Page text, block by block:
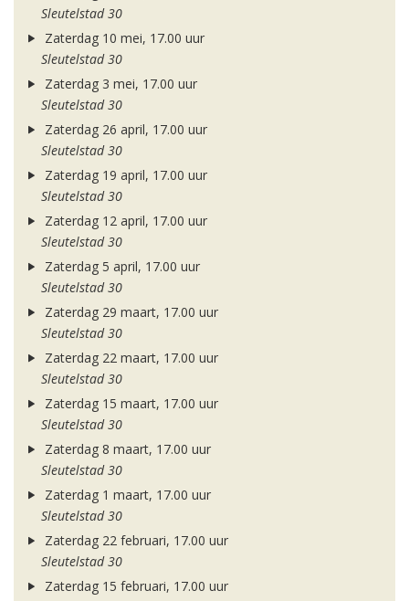
Sleutelstad 30
Zaterdag 10 mei, 17.00 uur
Sleutelstad 30
Zaterdag 3 mei, 17.00 uur
Sleutelstad 30
Zaterdag 26 april, 17.00 uur
Sleutelstad 30
Zaterdag 19 april, 17.00 uur
Sleutelstad 30
Zaterdag 12 april, 17.00 uur
Sleutelstad 30
Zaterdag 5 april, 17.00 uur
Sleutelstad 30
Zaterdag 29 maart, 17.00 uur
Sleutelstad 30
Zaterdag 22 maart, 17.00 uur
Sleutelstad 30
Zaterdag 15 maart, 17.00 uur
Sleutelstad 30
Zaterdag 8 maart, 17.00 uur
Sleutelstad 30
Zaterdag 1 maart, 17.00 uur
Sleutelstad 30
Zaterdag 22 februari, 17.00 uur
Sleutelstad 30
Zaterdag 15 februari, 17.00 uur